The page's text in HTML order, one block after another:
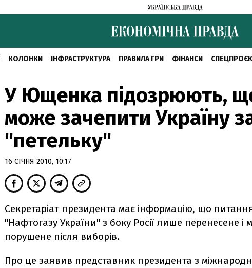
КОЛОНКИ ІНФРАСТРУКТУРА ПРАВИЛА ГРИ ФІНАНСИ
У Ющенка підозрюють,
може зачепити Україну
"петельку"
16 СІЧНЯ 2010, 10:17
Секретаріат президента має інформацію, що
"Нафтогазу України" з боку Росії лише перенесене і
порушене після виборів.
Про це заявив представник президента з